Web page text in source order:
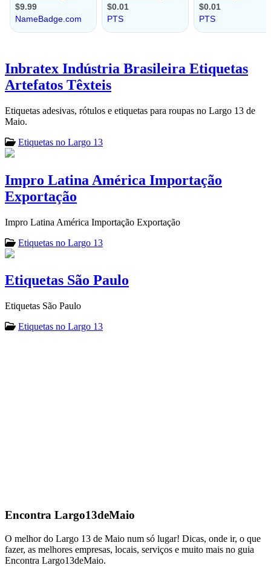
Inbratex Indústria Brasileira Etiquetas
Artefatos Têxteis
Etiquetas adesivas, rótulos e etiquetas para roupas no Largo 13 de
Maio.
Etiquetas no Largo 13
Impro Latina América Importação
Exportação
Impro Latina América Importação Exportação
Etiquetas no Largo 13
Etiquetas São Paulo
Etiquetas São Paulo
Etiquetas no Largo 13
Encontra Largo13deMaio
O melhor do Largo 13 de Maio num só lugar! Dicas, onde ir, o que
fazer, as melhores empresas, locais, serviços e muito mais no guia
Encontra Largo13deMaio.